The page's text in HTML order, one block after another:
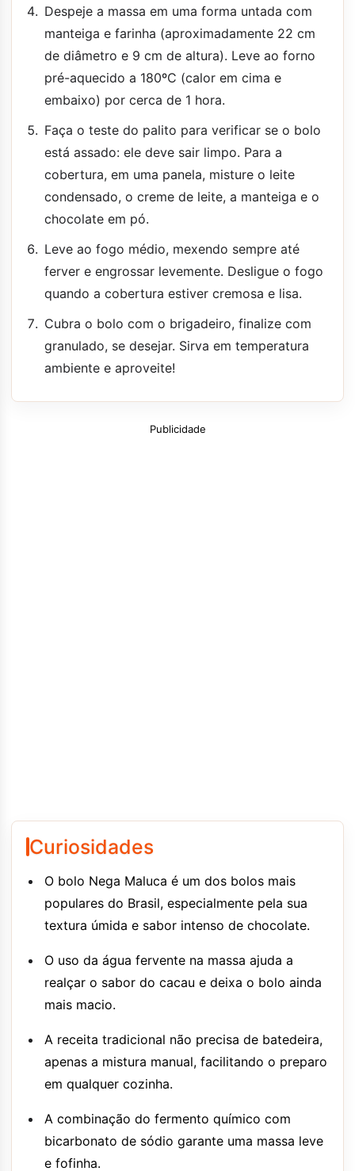
Despeje a massa em uma forma untada com
manteiga e farinha (aproximadamente 22 cm
de diâmetro e 9 cm de altura). Leve ao forno
pré-aquecido a 180ºC (calor em cima e
embaixo) por cerca de 1 hora.
Faça o teste do palito para verificar se o bolo
está assado: ele deve sair limpo. Para a
cobertura, em uma panela, misture o leite
condensado, o creme de leite, a manteiga e o
chocolate em pó.
Leve ao fogo médio, mexendo sempre até
ferver e engrossar levemente. Desligue o fogo
quando a cobertura estiver cremosa e lisa.
Cubra o bolo com o brigadeiro, finalize com
granulado, se desejar. Sirva em temperatura
ambiente e aproveite!
Publicidade
Curiosidades
O bolo Nega Maluca é um dos bolos mais
populares do Brasil, especialmente pela sua
textura úmida e sabor intenso de chocolate.
O uso da água fervente na massa ajuda a
realçar o sabor do cacau e deixa o bolo ainda
mais macio.
A receita tradicional não precisa de batedeira,
apenas a mistura manual, facilitando o preparo
em qualquer cozinha.
A combinação do fermento químico com
bicarbonato de sódio garante uma massa leve
e fofinha.